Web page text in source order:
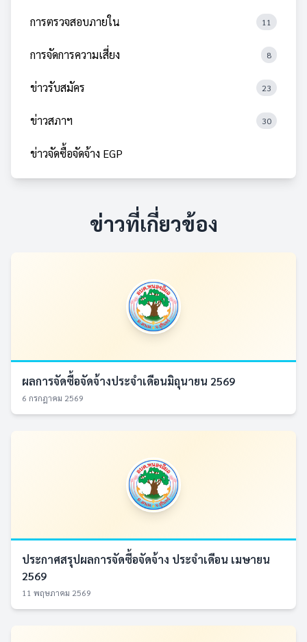
การตรวจสอบภายใน 11
การจัดการความเสี่ยง 8
ข่าวรับสมัคร 23
ข่าวสภาฯ 30
ข่าวจัดซื้อจัดจ้าง EGP
ข่าวที่เกี่ยวข้อง
ผลการจัดซื้อจัดจ้างประจำเดือนมิถุนายน 2569
6 กรกฎาคม 2569
ประกาศสรุปผลการจัดซื้อจัดจ้าง ประจำเดือน เมษายน
2569
11 พฤษภาคม 2569